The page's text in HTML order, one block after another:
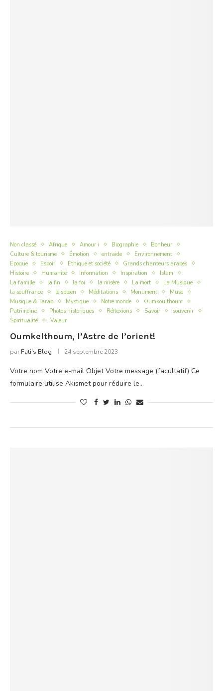
Non classé Afrique Amour i Biographie
Bonheur
Culture & tourisme
Émotion entraide
Environnement
Epoque
Espoir Éthique et société
Grands chanteurs arabes
Histoire
Humanité Information Inspiration
Islam
La famille
la fin la foi la misère La mort
La Musique
la souffrance
le spleen Méditations Monument
Muse
Musique & Tarab
Mystique Notre monde
Oumkoulthoum
Patrimoine
Photos historiques Réflexions Savoir
souvenir
Spiritualité
Valeur
Oumkelthoum, l’Astre de l’orient!
par Fati's Blog 24 septembre 2023
Votre nom Votre e-mail Objet Votre message (facultatif) Ce
formulaire utilise Akismet pour réduire le…